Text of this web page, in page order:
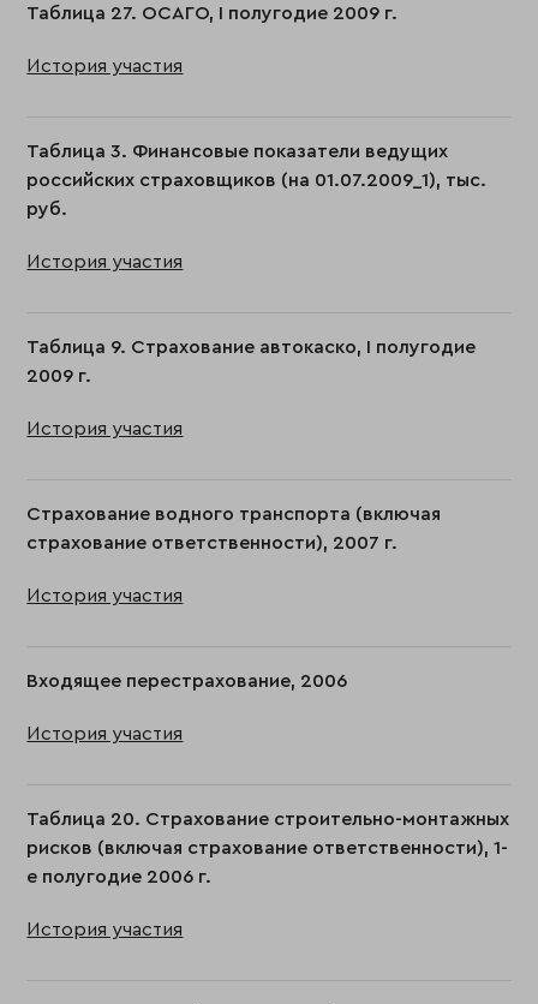
Таблица 27. ОСАГО, I полугодие 2009 г.
История участия
Таблица 3. Финансовые показатели ведущих
российских страховщиков (на 01.07.2009_1), тыс.
руб.
История участия
Таблица 9. Страхование автокаско, I полугодие
2009 г.
История участия
Страхование водного транспорта (включая
страхование ответственности), 2007 г.
История участия
Входящее перестрахование, 2006
История участия
Таблица 20. Страхование строительно-монтажных
рисков (включая страхование ответственности), 1-
е полугодие 2006 г.
История участия